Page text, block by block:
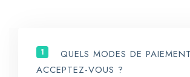
1
QUELS MODES DE PAIEMENT
ACCEPTEZ-VOUS ?